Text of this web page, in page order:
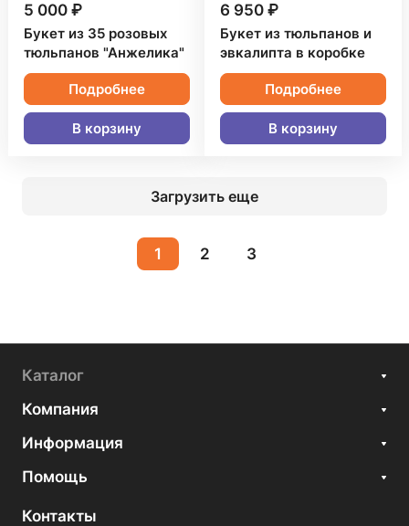
5 000 ₽
Букет из 35 розовых
тюльпанов "Анжелика"
Подробнее
В корзину
6 950 ₽
Букет из тюльпанов и
эвкалипта в коробке
Подробнее
В корзину
Загрузить еще
1 2 3
Каталог
Компания
Информация
Помощь
Контакты